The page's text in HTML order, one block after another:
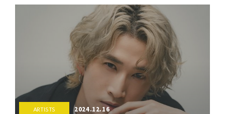
ARTISTS 2024.12.16